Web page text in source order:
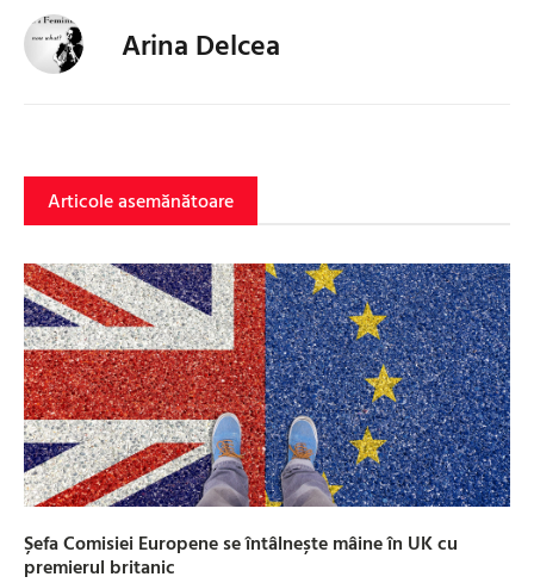
Arina Delcea
Articole asemănătoare
Șefa Comisiei Europene se întâlnește mâine în UK cu
premierul britanic